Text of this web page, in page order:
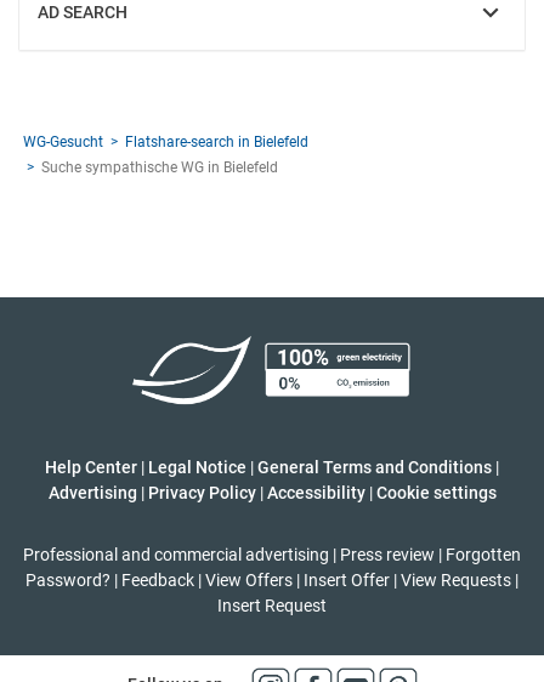
AD SEARCH
SHOW
WG-Gesucht
Flatshare-search in Bielefeld
Suche sympathische WG in Bielefeld
Help Center | Legal Notice |General Terms and Conditions |
Advertising | Privacy Policy | Accessibility | Cookie settings
Professional and commercial advertising | Press review | Forgotten
Password? | Feedback |View Offers | Insert Offer |View Requests |
Insert Request